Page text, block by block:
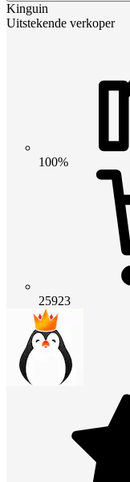
Kinguin
Uitstekende verkoper
100%
25923